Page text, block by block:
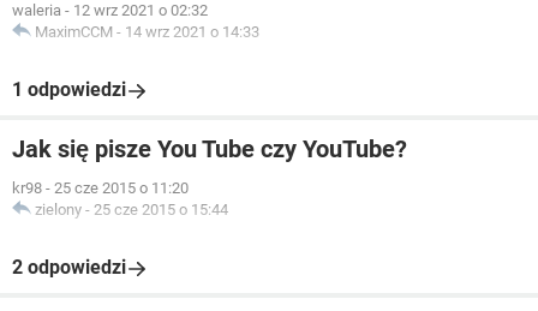
waleria - 12 wrz 2021 o 02:32
MaximCCM - 14 wrz 2021 o 14:33
1 odpowiedzi
Jak się pisze You Tube czy YouTube?
kr98 - 25 cze 2015 o 11:20
zielony - 25 cze 2015 o 15:44
2 odpowiedzi